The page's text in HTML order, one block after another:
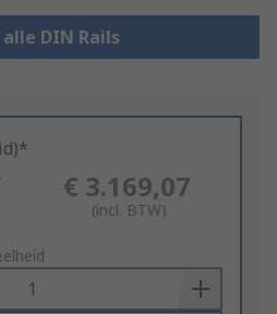
DIN Rails
€ 3.169,07
(incl. BTW)